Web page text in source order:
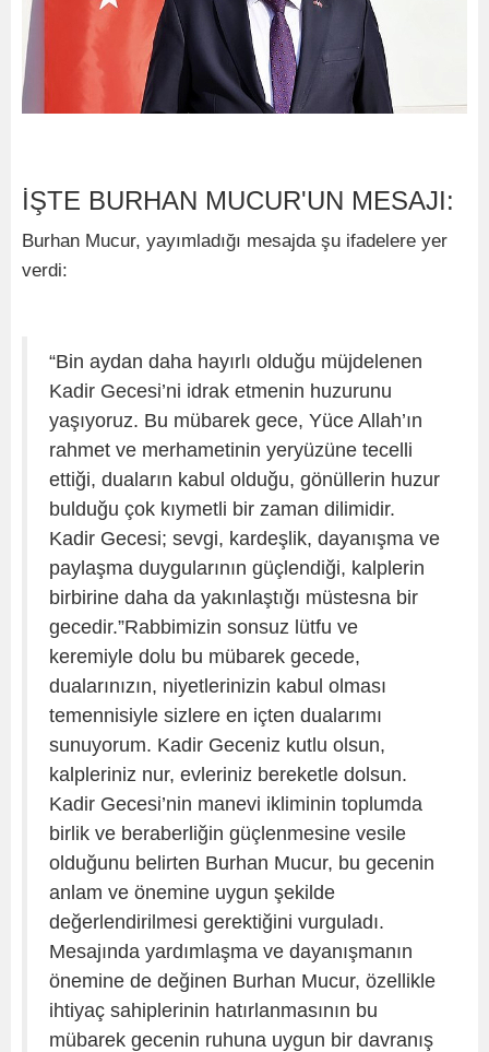
İŞTE BURHAN MUCUR'UN MESAJI:
Burhan Mucur, yayımladığı mesajda şu ifadelere yer
verdi:
“Bin aydan daha hayırlı olduğu müjdelenen
Kadir Gecesi’ni idrak etmenin huzurunu
yaşıyoruz. Bu mübarek gece, Yüce Allah’ın
rahmet ve merhametinin yeryüzüne tecelli
ettiği, duaların kabul olduğu, gönüllerin huzur
bulduğu çok kıymetli bir zaman dilimidir.
Kadir Gecesi; sevgi, kardeşlik, dayanışma ve
paylaşma duygularının güçlendiği, kalplerin
birbirine daha da yakınlaştığı müstesna bir
gecedir.”Rabbimizin sonsuz lütfu ve
keremiyle dolu bu mübarek gecede,
dualarınızın, niyetlerinizin kabul olması
temennisiyle sizlere en içten dualarımı
sunuyorum. Kadir Geceniz kutlu olsun,
kalpleriniz nur, evleriniz bereketle dolsun.
Kadir Gecesi’nin manevi ikliminin toplumda
birlik ve beraberliğin güçlenmesine vesile
olduğunu belirten Burhan Mucur, bu gecenin
anlam ve önemine uygun şekilde
değerlendirilmesi gerektiğini vurguladı.
Mesajında yardımlaşma ve dayanışmanın
önemine de değinen Burhan Mucur, özellikle
ihtiyaç sahiplerinin hatırlanmasının bu
mübarek gecenin ruhuna uygun bir davranış